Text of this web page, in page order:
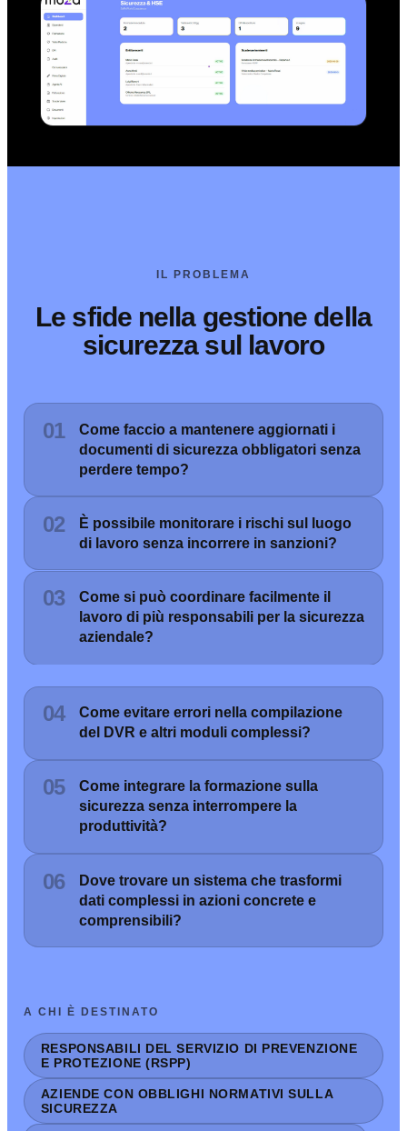
IL PROBLEMA
Le sfide nella gestione della
sicurezza sul lavoro
01
Come faccio a mantenere aggiornati i
documenti di sicurezza obbligatori senza
perdere tempo?
02
È possibile monitorare i rischi sul luogo
di lavoro senza incorrere in sanzioni?
03
Come si può coordinare facilmente il
lavoro di più responsabili per la sicurezza
aziendale?
04
Come evitare errori nella compilazione
del DVR e altri moduli complessi?
05
Come integrare la formazione sulla
sicurezza senza interrompere la
produttività?
06
Dove trovare un sistema che trasformi
dati complessi in azioni concrete e
comprensibili?
A CHI È DESTINATO
RESPONSABILI DEL SERVIZIO DI PREVENZIONE
E PROTEZIONE (RSPP)
AZIENDE CON OBBLIGHI NORMATIVI SULLA
SICUREZZA